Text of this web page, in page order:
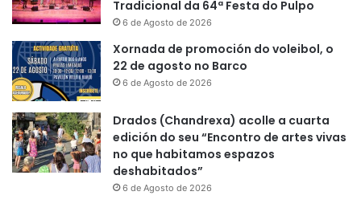
Tradicional da 64ª Festa do Pulpo
6 de Agosto de 2026
Xornada de promoción do voleibol, o
22 de agosto no Barco
6 de Agosto de 2026
Drados (Chandrexa) acolle a cuarta
edición do seu “Encontro de artes vivas
no que habitamos espazos
deshabitados”
6 de Agosto de 2026